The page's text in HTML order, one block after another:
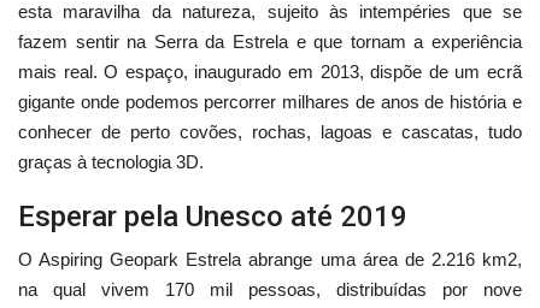
esta maravilha da natureza, sujeito às intempéries que se
fazem sentir na Serra da Estrela e que tornam a experiência
mais real. O espaço, inaugurado em 2013, dispõe de um ecrã
gigante onde podemos percorrer milhares de anos de história e
conhecer de perto covões, rochas, lagoas e cascatas, tudo
graças à tecnologia 3D.
Esperar pela Unesco até 2019
O Aspiring Geopark Estrela abrange uma área de 2.216 km2,
na qual vivem 170 mil pessoas, distribuídas por nove